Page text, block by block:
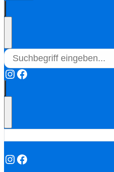
Instagram
Facebook
Instagram
Facebook